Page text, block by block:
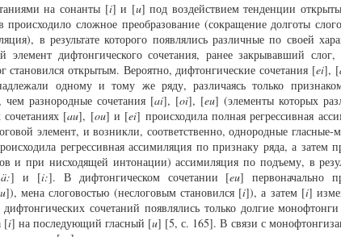
на сонанты [i] и [u] под воздействием тенденции
сложное преобразование (сокращение долготы
в результате которого появлялись различные по своей
дифтонгического сочетания, ранее закрывавший
открытым. Вероятно, дифтонгические сочетания [ei], [
одному и тому же ряду, различаясь только
разнородные сочетания [ai], [oi], [eu] (элементы которых
[au], [ou] и [ei] происходила полная регрессивная
элемент, и возникли, соответственно, однородные
регрессивная ассимиляция по признаку ряда, а затем
и при нисходящей интонации) ассимиляция по подъему, в
ä:] и [i:]. В дифтонгическом сочетании [eu] первоначально
]), мена слоговостью (неслоговым становился [i]), а затем [i]
дифтонгических сочетаний появлялись только долгие
[i] на последующий гласный [u] [5, с. 165]. В связи с